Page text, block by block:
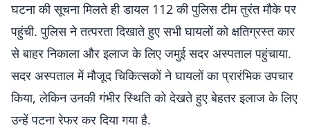
घटना की सूचना मिलते ही डायल 112 की पुलिस टीम तुरंत मौके पर
पहुंची. पुलिस ने तत्परता दिखाते हुए सभी घायलों को क्षतिग्रस्त कार
से बाहर निकाला और इलाज के लिए जमुई सदर अस्पताल पहुंचाया.
सदर अस्पताल में मौजूद चिकित्सकों ने घायलों का प्रारंभिक उपचार
किया, लेकिन उनकी गंभीर स्थिति को देखते हुए बेहतर इलाज के लिए
उन्हें पटना रेफर कर दिया गया है.